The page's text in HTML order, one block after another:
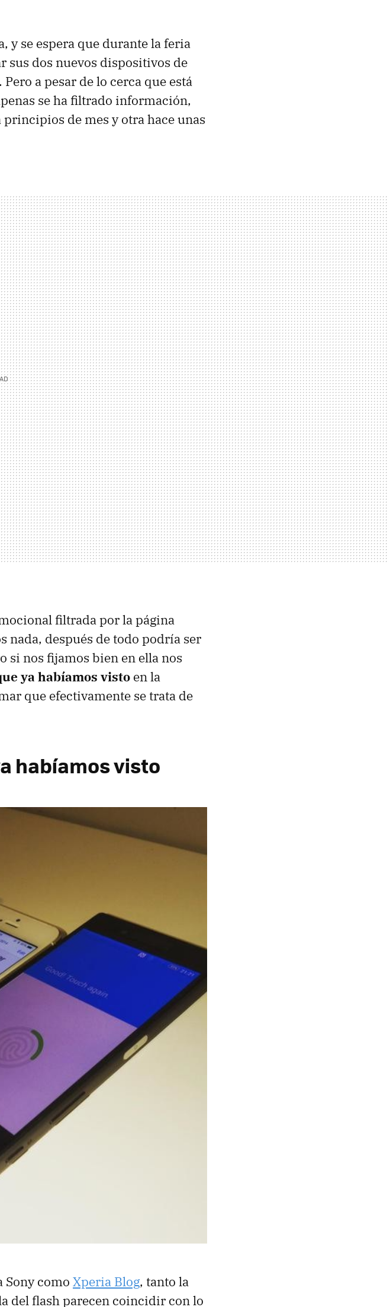
y se espera que durante la feria
sus dos nuevos dispositivos de
. Pero a pesar de lo cerca que está
se ha filtrado información,
principios de mes y otra hace unas
filtrada por la página
nada, después de todo podría ser
si nos fijamos bien en ella nos
ya habíamos visto en la
que efectivamente se trata de
habíamos visto
Sony como Xperia Blog, tanto la
del flash parecen coincidir con lo